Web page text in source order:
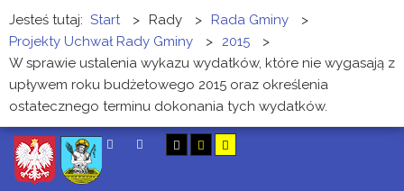
Jesteś tutaj: Start > Rady > Rada Gminy
>
Projekty Uchwał Rady Gminy
> 2015
>
W sprawie ustalenia wykazu wydatków, które nie wygasają z
upływem roku budżetowego 2015 oraz określenia
ostatecznego terminu dokonania tych wydatków.